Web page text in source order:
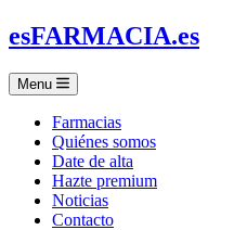
esFARMACIA.es
Menu
Farmacias
Quiénes somos
Date de alta
Hazte premium
Noticias
Contacto